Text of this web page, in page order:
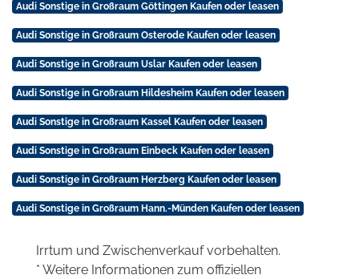
Audi Sonstige in Großraum Göttingen Kaufen oder leasen
Audi Sonstige in Großraum Osterode Kaufen oder leasen
Audi Sonstige in Großraum Uslar Kaufen oder leasen
Audi Sonstige in Großraum Hildesheim Kaufen oder leasen
Audi Sonstige in Großraum Kassel Kaufen oder leasen
Audi Sonstige in Großraum Einbeck Kaufen oder leasen
Audi Sonstige in Großraum Herzberg Kaufen oder leasen
Audi Sonstige in Großraum Hann.-Münden Kaufen oder leasen
Irrtum und Zwischenverkauf vorbehalten.
* Weitere Informationen zum offiziellen